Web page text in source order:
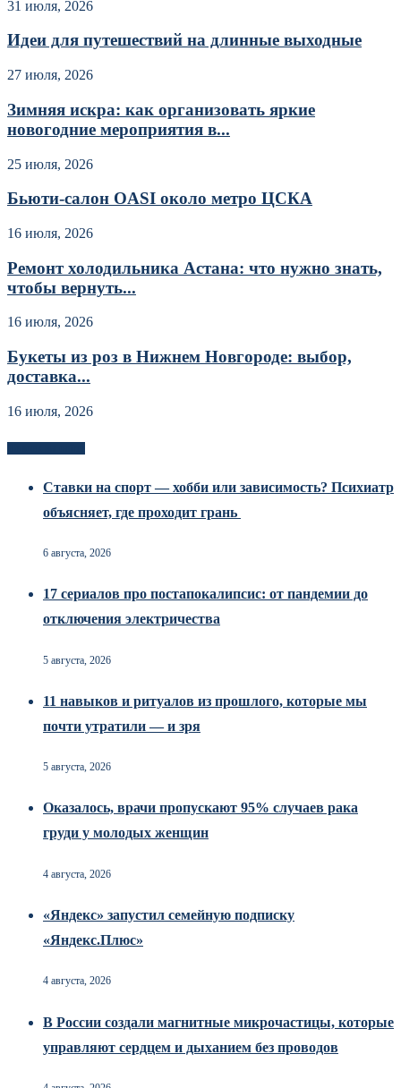
31 июля, 2026
Идеи для путешествий на длинные выходные
27 июля, 2026
Зимняя искра: как организовать яркие
новогодние мероприятия в...
25 июля, 2026
Бьюти-салон OASI около метро ЦСКА
16 июля, 2026
Ремонт холодильника Астана: что нужно знать,
чтобы вернуть...
16 июля, 2026
Букеты из роз в Нижнем Новгороде: выбор,
доставка...
16 июля, 2026
Ставки на спорт — хобби или зависимость? Психиатр
объясняет, где проходит грань
6 августа, 2026
17 сериалов про постапокалипсис: от пандемии до
отключения электричества
5 августа, 2026
11 навыков и ритуалов из прошлого, которые мы
почти утратили — и зря
5 августа, 2026
Оказалось, врачи пропускают 95% случаев рака
груди у молодых женщин
4 августа, 2026
«Яндекс» запустил семейную подписку
«Яндекс.Плюс»
4 августа, 2026
В России создали магнитные микрочастицы, которые
управляют сердцем и дыханием без проводов